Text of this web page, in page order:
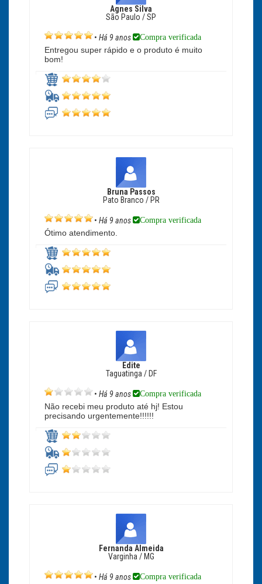
Agnes Silva
São Paulo / SP
• Há 9 anos Compra verificada
Entregou super rápido e o produto é muito
bom!
Bruna Passos
Pato Branco / PR
• Há 9 anos Compra verificada
Ótimo atendimento.
Edite
Taguatinga / DF
• Há 9 anos Compra verificada
Não recebi meu produto até hj! Estou
precisando urgentemente!!!!!!
Fernanda Almeida
Varginha / MG
• Há 9 anos Compra verificada